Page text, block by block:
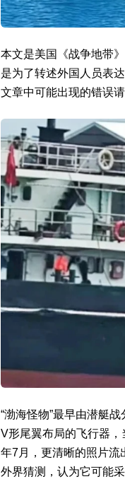
本文是美国《战争地带
是为了转述外国人员表
文章中可能出现的错误
“渤海怪物”最早由潜艇
V形尾翼布局的飞行器
年7月，更清晰的照片流
外界猜测，认为它可能采